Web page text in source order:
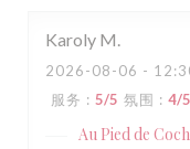
Karoly M
2026-08-06 -
服务 : 5/5 氛围 : 4/5
Au Pied de